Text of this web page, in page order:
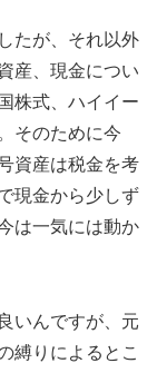
たが、それ以外
産、現金につい
株式、ハイイー
そのために今
資産は税金を考
現金から少しず
は一気には動か
いんですが、元
縛りによるとこ